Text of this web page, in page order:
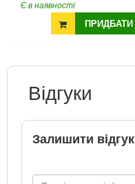
Є в наявності
ПРИДБАТИ
Відгуки
Залишити відгук